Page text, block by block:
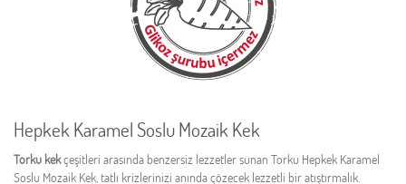
Hepkek Karamel Soslu Mozaik Kek
Torku kekçeşitleri arasında benzersiz lezzetler sunan Torku Hepkek Karamel
Soslu Mozaik Kek, tatlı krizlerinizi anında çözecek lezzetli bir atıştırmalık.